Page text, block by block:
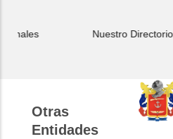
Nuestro Directorio
Otras
Entidades